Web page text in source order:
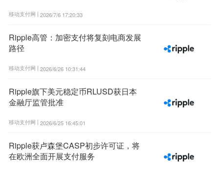
移动支付网 | 2026/7/6 17:20:33
Ripple高管：加密支付将复刻电商发展
路径
移动支付网 | 2026/6/26 10:31:44
Ripple旗下美元稳定币RLUSD获日本
金融厅监管批准
移动支付网 | 2026/6/25 16:45:01
Ripple获卢森堡CASP初步许可证，将
在欧洲全面开展支付服务